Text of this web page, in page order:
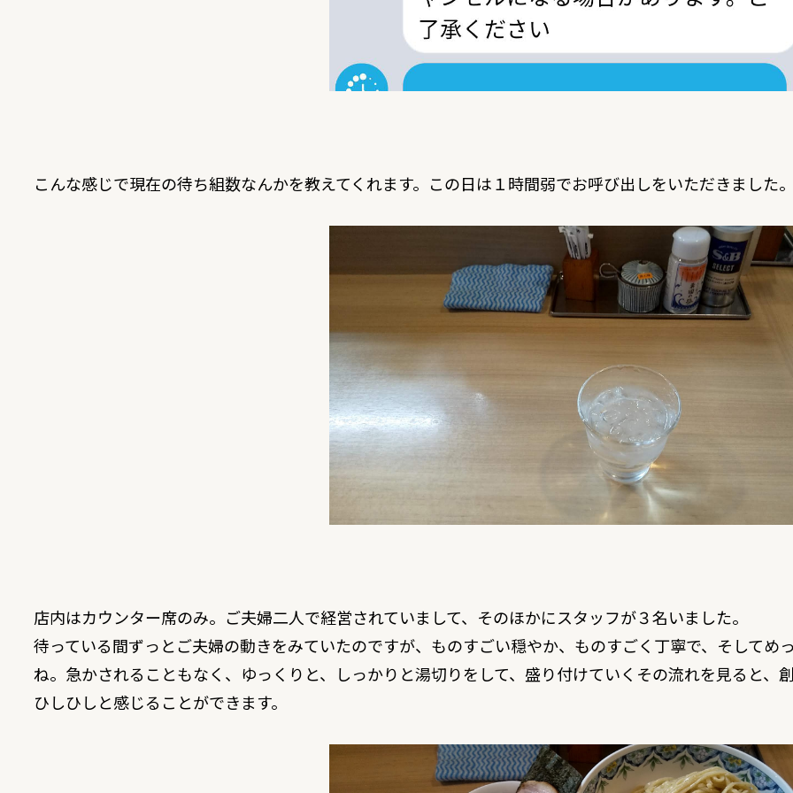
こんな感じで現在の待ち組数なんかを教えてくれます。この日は１時間弱でお呼び出しをいただきました
店内はカウンター席のみ。ご夫婦二人で経営されていまして、そのほかにスタッフが３名いました。
待っている間ずっとご夫婦の動きをみていたのですが、ものすごい穏やか、ものすごく丁寧で、そしてめ
ね。急かされることもなく、ゆっくりと、しっかりと湯切りをして、盛り付けていくその流れを見ると、
ひしひしと感じることができます。